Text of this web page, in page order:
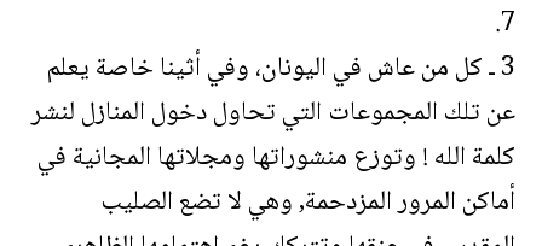
7.
3 ـ كل من عاش في اليونان، وفي أثينا خاصة يعلم
عن تلك المجموعات التي تحاول دخول المنازل لنشر
كلمة الله ! وتوزع منشوراتها ومجلاتها المجانية في
أماكن المرور المزدحمة, وهي لا تضع الصليب